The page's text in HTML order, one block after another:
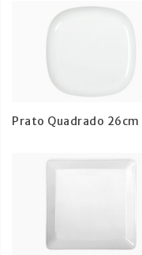
Prato Quadrado 26cm